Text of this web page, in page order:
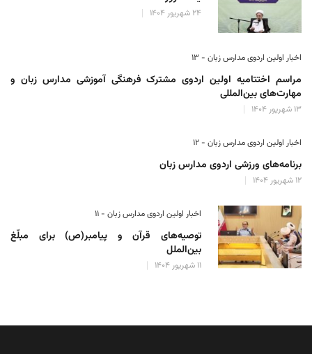
۲۴ شهریور ۱۴۰۴
اخبار اولین اردوی مدارس زبان - ۱۳
مراسم اختتامیه اولین اردوی مشترک فرهنگی آموزشی مدارس زبان و
مهارت‌های بین‌المللی
۱۳ شهریور ۱۴۰۴
اخبار اولین اردوی مدارس زبان - ۱۲
برنامه‌های ورزشی اردوی مدارس زبان
۱۲ شهریور ۱۴۰۴
اخبار اولین اردوی مدارس زبان - ۱۱
توصیه‌های قرآن و پیامبر(ص) برای مبلّغ
بین‌الملل
۱۱ شهریور ۱۴۰۴